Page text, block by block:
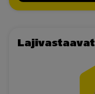
Lajivastaavat